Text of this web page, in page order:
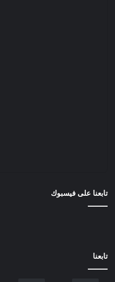
تابعنا على فيسبوك
تابعنا